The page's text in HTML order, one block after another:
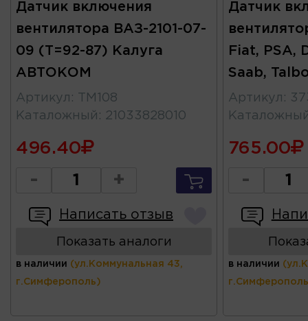
Датчик включения
вентилятора ВАЗ-2101-07-
09 (Т=92-87) Калуга
АВТОКОМ
Артикул :
ТМ108
Каталожный : 21033828010
496.40
- +
Написать отзыв
Показать аналоги
в наличии (ул.Коммунальная 43,
г.Симферополь)
Датчик
Fiat, PSA,
Saab,
Артикул :
765.00
-
в наличии